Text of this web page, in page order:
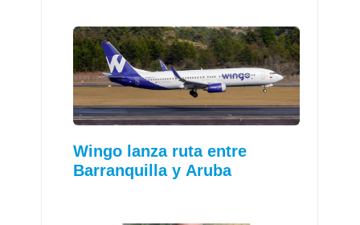
Wingo lanza ruta entre
Barranquilla y Aruba